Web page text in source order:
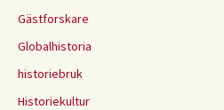
Gästforskare
Globalhistoria
historiebruk
Historiekultur